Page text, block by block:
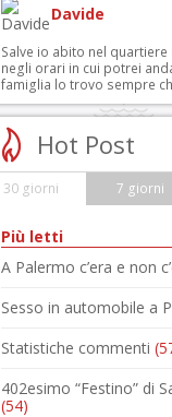
Davide
Salve io abito nel
negli orari in cui potrei
famiglia lo trovo sempre
Hot Post
30 giorni 7 giorni
Più letti
A Palermo c’era e non
Sesso in automobile a
Statistiche commenti
402esimo “Festino” di
(54)